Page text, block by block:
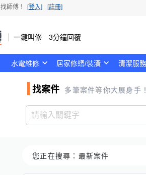
找師傅 ！ [登入] [註冊]
一鍵叫修 3分鐘回覆
水電維修 居家修繕/裝潢 清潔服務
找案件 多筆案件等你大展身手
您正在搜尋： 最新案件